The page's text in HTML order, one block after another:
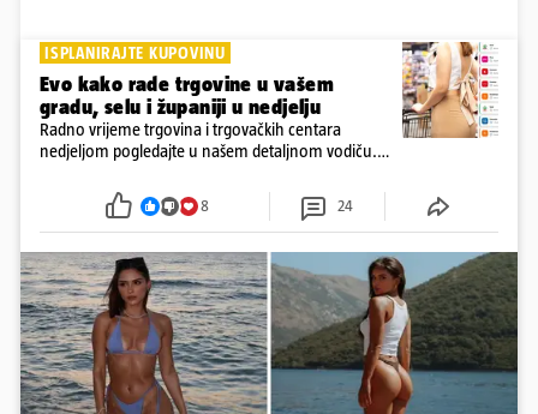
ISPLANIRAJTE KUPOVINU
Evo kako rade trgovine u vašem
gradu, selu i županiji u nedjelju
Radno vrijeme trgovina i trgovačkih centara
nedjeljom pogledajte u našem detaljnom vodiču.
i šoping centri sami biraju koje će to nedjelje biti
8 24